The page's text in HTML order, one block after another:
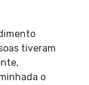
tiveram
o